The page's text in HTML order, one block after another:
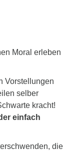
Moral erleben
Vorstellungen
selber
kracht!
einfach
die